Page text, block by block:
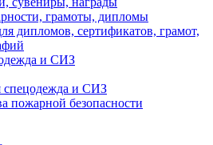
грамоты, дипломы
дипломов, сертификатов, грамот,
и СИЗ
спецодежда и СИЗ
пожарной безопасности